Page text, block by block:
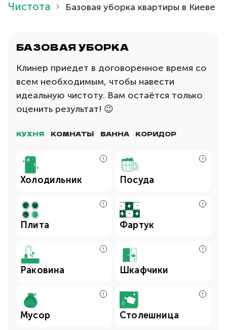
Чистота Базовая уборка квартиры в Киеве
БАЗОВАЯ УБОРКА
Клинер приедет в договоренное время со
всем необходимым, чтобы навести
идеальную чистоту. Вам остаётся только
оценить результат! 😉
КУХНЯ КОМНАТЫ ВАННА КОРИДОР
Холодильник Посуда
Плита Фартук
Раковина Шкафчики
Мусор Столешница